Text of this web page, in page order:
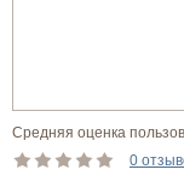
Средняя оценка
0